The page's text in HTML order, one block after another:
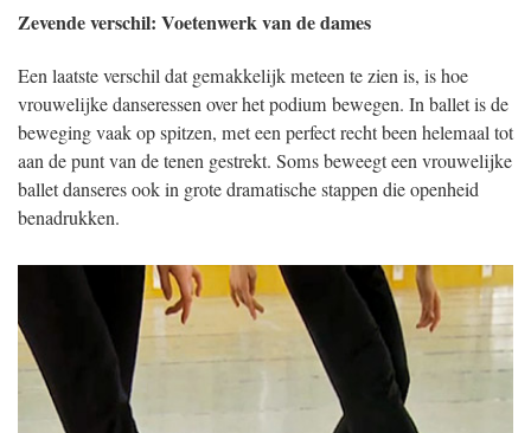
Zevende verschil: Voetenwerk van de dames
Een laatste verschil dat gemakkelijk meteen te zien is, is hoe
vrouwelijke danseressen over het podium bewegen. In ballet is de
beweging vaak op spitzen, met een perfect recht been helemaal tot
aan de punt van de tenen gestrekt. Soms beweegt een vrouwelijke
ballet danseres ook in grote dramatische stappen die openheid
benadrukken.